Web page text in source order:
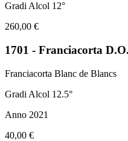
Gradi Alcol 12°
260,00 €
1701 - Franciacorta
Franciacorta Blanc de Blancs
Gradi Alcol 12.5°
Anno 2021
40,00 €